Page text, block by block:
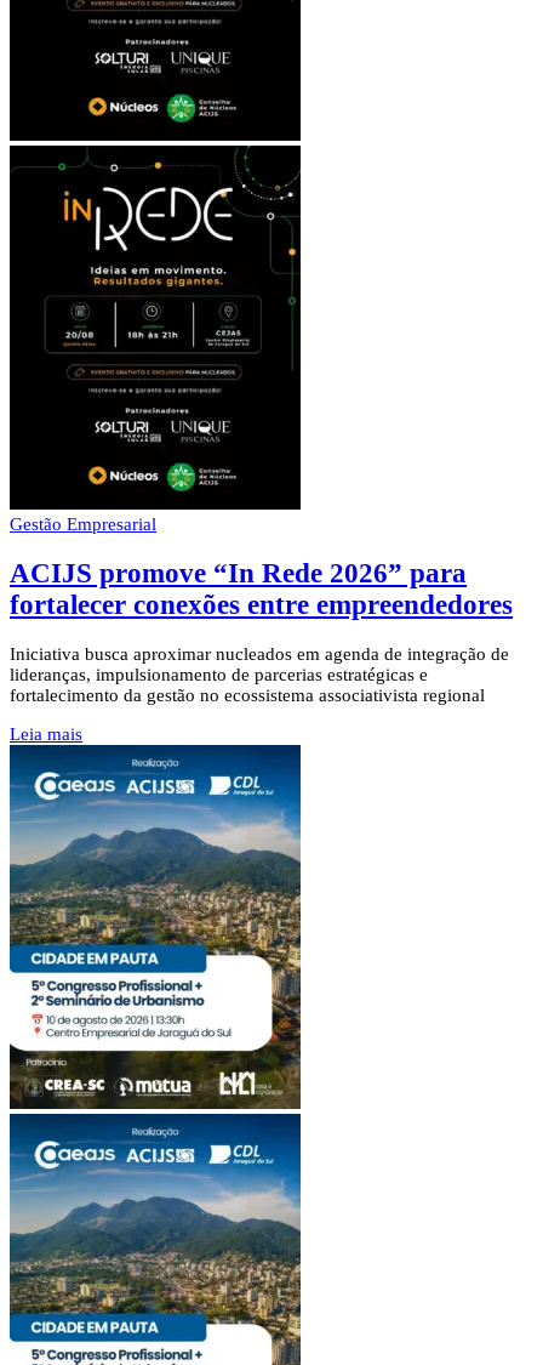
Gestão Empresarial
ACIJS promove “In Rede 2026” para
fortalecer conexões entre empreendedores
Iniciativa busca aproximar nucleados em agenda de integração de
lideranças, impulsionamento de parcerias estratégicas e
fortalecimento da gestão no ecossistema associativista regional
Leia mais